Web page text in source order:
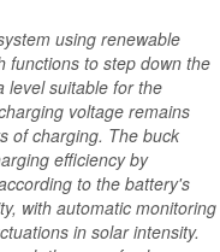
using renewable
functions to step down the
level suitable for the
voltage remains
of charging. The buck
efficiency by
to the battery's
with automatic monitoring
in solar intensity.